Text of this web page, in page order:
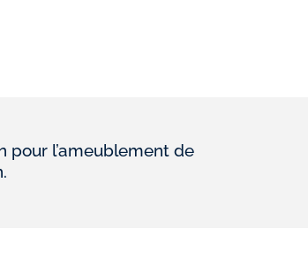
pour l’ameublement de